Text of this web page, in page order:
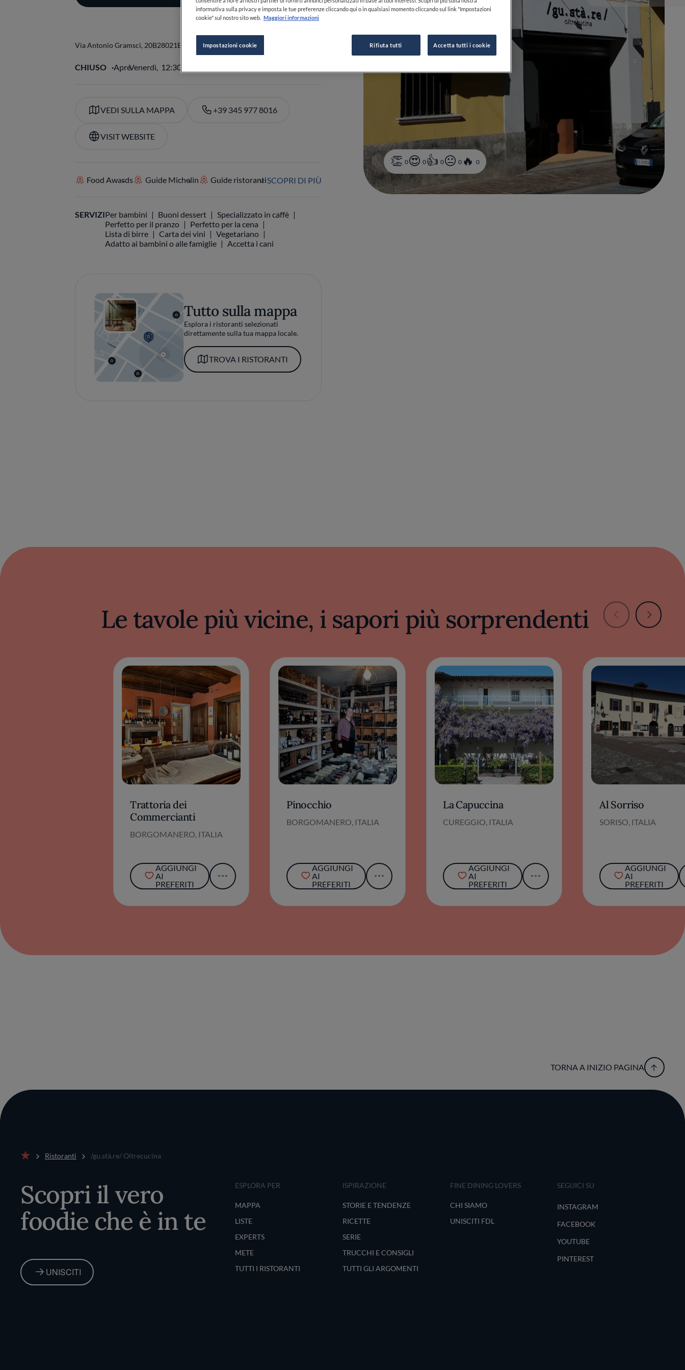
0 0 0 0 0
Via Antonio Gramsci, 20B28021BorgomaneroNOItalia
CHIUSO ApreVenerdì, 12:30-14:00, 19:30-22:00
VEDI SULLA MAPPA +39 345 977 8016
VISIT WEBSITE
Food Awards Guide Michelin Guide ristorantiSCOPRI DI PIÙ
SERVIZIPer bambini Buoni dessert
Specializzato in caffè
Perfetto per il pranzo
Perfetto per la cena
Lista di birre
Carta dei vini
Vegetariano
Adatto ai bambini o alle famiglie
Accetta i cani
Tutto sulla mappa
Esplora i ristoranti selezionati
direttamente sulla tua mappa locale.
TROVA I RISTORANTI
Le tavole più vicine, i sapori più sorprendenti
Trattoria dei
Commercianti
BORGOMANERO, ITALIA
AGGIUNGI
AI
PREFERITI
Pinocchio
BORGOMANERO, ITALIA
AGGIUNGI
AI
PREFERITI
La Capuccina
CUREGGIO, ITALIA
AGGIUNGI
AI
PREFERITI
Al Sorriso
SORISO, ITALIA
AGGIUNGI
AI
PREFERITI
TORNA A INIZIO PAGINA
Ristoranti /gu.stà.re/ Oltrecucina
Scopri il vero
foodie che è in te
UNISCITI
ESPLORA PER
MAPPA
LISTE
EXPERTS
METE
TUTTI I RISTORANTI
ISPIRAZIONE
STORIE E TENDENZE
RICETTE
SERIE
TRUCCHI E CONSIGLI
TUTTI GLI ARGOMENTI
FINE DINING LOVERS
CHI SIAMO
UNISCITI FDL
SEGUICI SU
INSTAGRAM
FACEBOOK
YOUTUBE
PINTEREST
informativa sulla privacy e imposta le tue preferenze cliccando qui o in qualsiasi momento cliccando sul link "Impostazioni
cookie" sul nostro sito web. Maggiori informazioni
Impostazioni cookie Rifiuta tutti Accetta tutti i cookie